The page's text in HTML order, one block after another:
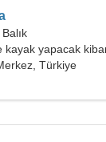
kayak yapacak
Türkiye